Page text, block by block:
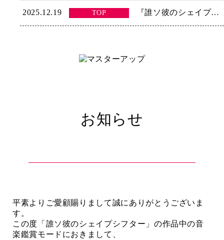
2025.12.19 TOP 『誰ソ彼のシェイプシフター』のHPを公開いたしました。
お知らせ
平素よりご愛顧賜りまして誠にありがとうございま
す。
この度「誰ソ彼のシェイプシフター」の作品中の音
楽鑑賞モードにおきまして、